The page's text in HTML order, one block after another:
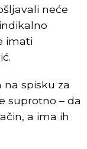
neće
imati
spisku za
suprotno – da
a ima ih